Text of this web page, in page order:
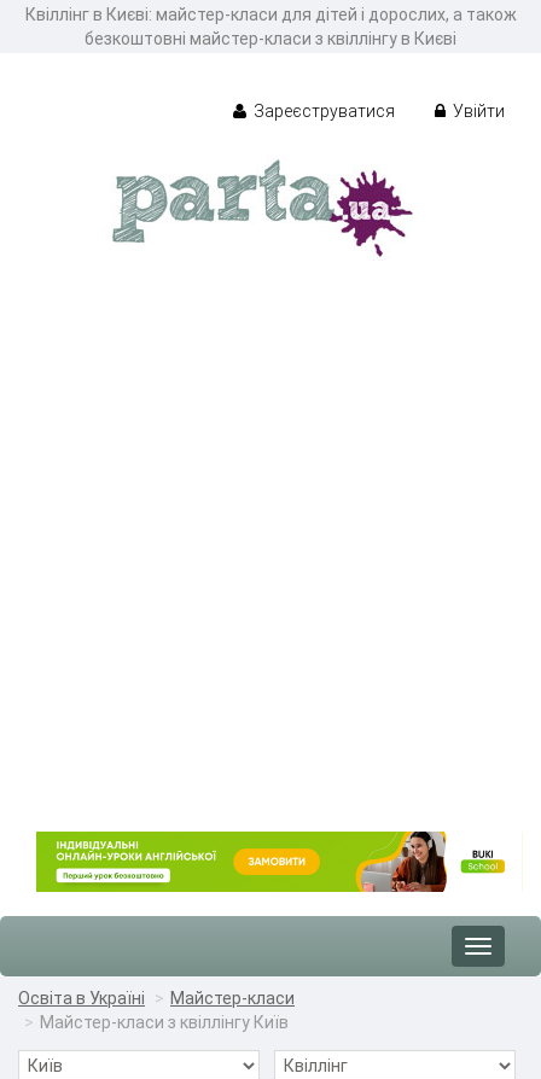
Квіллінг в Києві: майстер-класи для дітей і дорослих, а також
безкоштовні майстер-класи з квіллінгу в Києві
Зареєструватися Увійти
Toggle
Освіта в Україні
Майстер-класи
Майстер-класи з квіллінгу Київ